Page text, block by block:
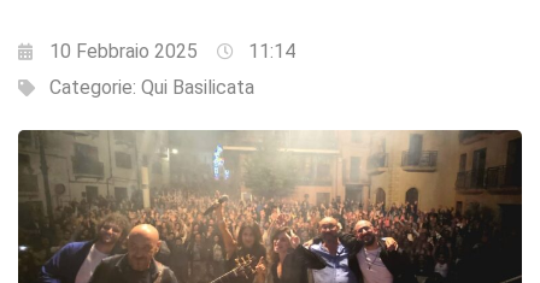
10 Febbraio 2025
11:14
Categorie: Qui Basilicata